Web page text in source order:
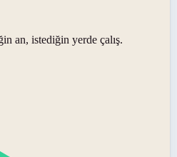
an, istediğin yerde çalış.